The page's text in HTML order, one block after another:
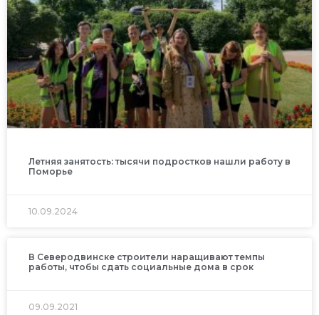
Летняя занятость: тысячи подростков нашли работу в
Поморье
10.09.2024
В Северодвинске строители наращивают темпы
работы, чтобы сдать социальные дома в срок
09.09.2021